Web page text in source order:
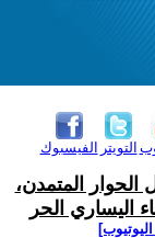
الفيسبوك التويتر
الحوار المتمدن،
اليساري الحر